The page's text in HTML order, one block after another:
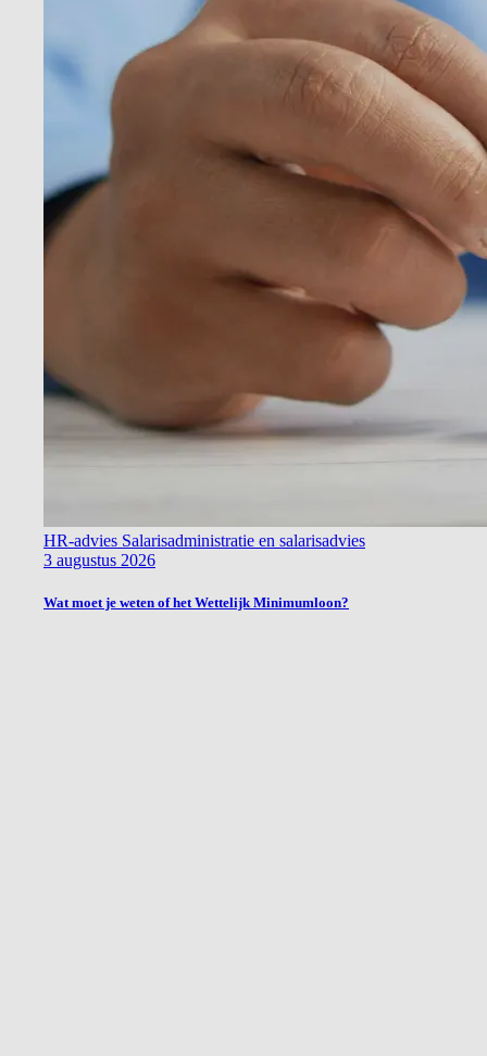
HR-advies Salarisadministratie en salarisadvies
3 augustus 2026
Wat moet je weten of het Wettelijk Minimumloon?